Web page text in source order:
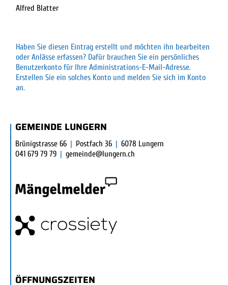
Alfred Blatter
Haben Sie diesen Eintrag erstellt und möchten ihn bearbeiten
oder Anlässe erfassen? Dafür brauchen Sie ein persönliches
Benutzerkonto für Ihre Administrations-E-Mail-Adresse.
Erstellen Sie ein solches Konto und melden Sie sich im Konto
an.
GEMEINDE LUNGERN
Brünigstrasse 66 | Postfach 36 | 6078 Lungern
041 679 79 79 | gemeinde@lungern.ch
ÖFFNUNGSZEITEN